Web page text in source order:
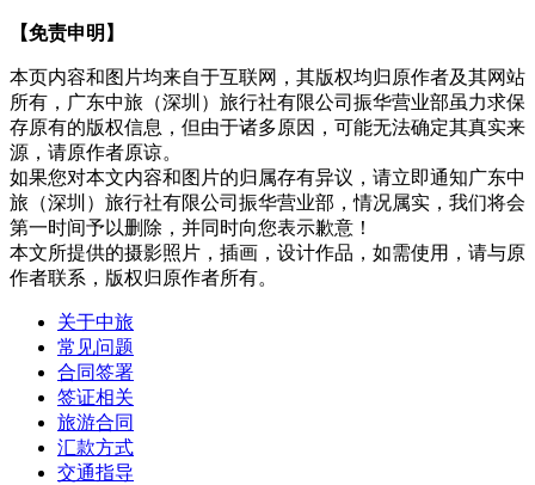
【免责申明】
本页内容和图片均来自于互联网，其版权均归原作者及其网站
所有，广东中旅（深圳）旅行社有限公司振华营业部虽力求保
存原有的版权信息，但由于诸多原因，可能无法确定其真实来
源，请原作者原谅。
如果您对本文内容和图片的归属存有异议，请立即通知广东中
旅（深圳）旅行社有限公司振华营业部，情况属实，我们将会
第一时间予以删除，并同时向您表示歉意！
本文所提供的摄影照片，插画，设计作品，如需使用，请与原
作者联系，版权归原作者所有。
关于中旅
常见问题
合同签署
签证相关
旅游合同
汇款方式
交通指导